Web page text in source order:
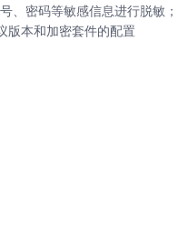
、密码等敏感信息进行脱敏
版本和加密套件的配置